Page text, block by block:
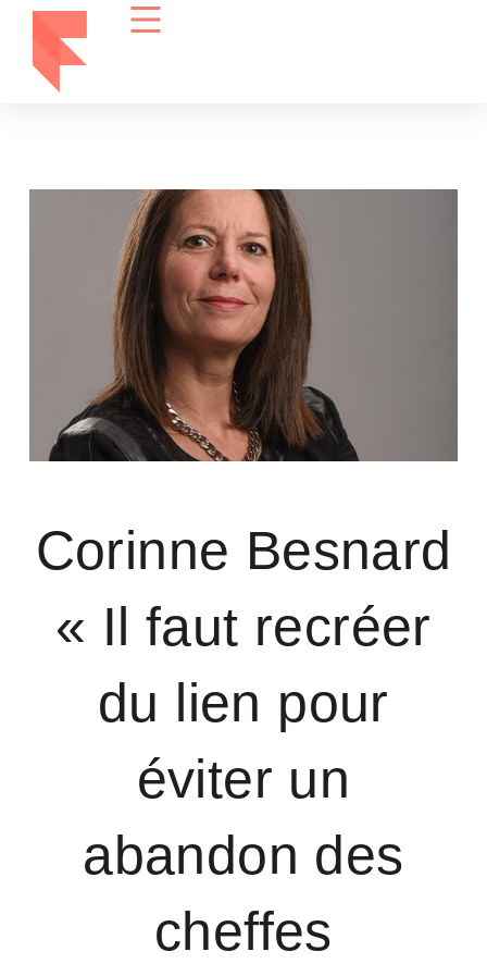
Corinne Besnard
« Il faut recréer
du lien pour
éviter un
abandon des
cheffes